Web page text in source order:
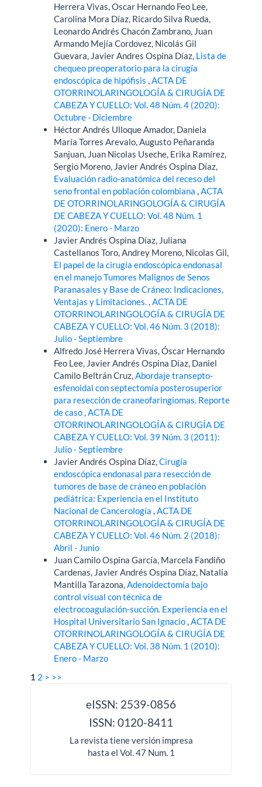
Herrera Vivas, Oscar Hernando Feo Lee,
Carolina Mora Díaz, Ricardo Silva Rueda,
Leonardo Andrés Chacón Zambrano, Juan
Armando Mejía Cordovez, Nicolás Gil
Guevara, Javier Andres Ospina Díaz, Lista de
chequeo preoperatorio para la cirugía
endoscópica de hipófisis,ACTA DE
OTORRINOLARINGOLOGÍA & CIRUGÍA DE
CABEZA Y CUELLO: Vol. 48 Núm. 4 (2020):
Octubre - Diciembre
Héctor Andrés Ulloque Amador, Daniela
María Torres Arevalo, Augusto Peñaranda
Sanjuan, Juan Nicolas Useche, Erika Ramírez,
Sergio Moreno, Javier Andrés Ospina Díaz,
Evaluación radio-anatómica del receso del
seno frontal en población colombiana,ACTA
DE OTORRINOLARINGOLOGÍA & CIRUGÍA
DE CABEZA Y CUELLO: Vol. 48 Núm. 1
(2020): Enero - Marzo
Javier Andrés Ospina Díaz, Juliana
Castellanos Toro, Andrey Moreno, Nicolas Gil,
El papel de la cirugía endoscópica endonasal
en el manejo Tumores Malignos de Senos
Paranasales y Base de Cráneo: Indicaciones,
Ventajas y Limitaciones.,ACTA DE
OTORRINOLARINGOLOGÍA & CIRUGÍA DE
CABEZA Y CUELLO: Vol. 46 Núm. 3 (2018):
Julio - Septiembre
Alfredo José Herrera Vivas, Óscar Hernando
Feo Lee, Javier Andrés Ospina Díaz, Daniel
Camilo Beltrán Cruz,Abordaje transepto-
esfenoidal con septectomía posterosuperior
para resección de craneofaringiomas. Reporte
de caso,ACTA DE
OTORRINOLARINGOLOGÍA & CIRUGÍA DE
CABEZA Y CUELLO: Vol. 39 Núm. 3 (2011):
Julio - Septiembre
Javier Andrés Ospina Díaz,Cirugía
endoscópica endonasal para resección de
tumores de base de cráneo en población
pediátrica: Experiencia en el Instituto
Nacional de Cancerología,ACTA DE
OTORRINOLARINGOLOGÍA & CIRUGÍA DE
CABEZA Y CUELLO: Vol. 46 Núm. 2 (2018):
Abril - Junio
Juan Camilo Ospina García, Marcela Fandiño
Cardenas, Javier Andrés Ospina Díaz, Natalia
Mantilla Tarazona,Adenoidectomía bajo
control visual con técnica de
electrocoagulación-succión. Experiencia en el
Hospital Universitario San Ignacio,ACTA DE
OTORRINOLARINGOLOGÍA & CIRUGÍA DE
CABEZA Y CUELLO: Vol. 38 Núm. 1 (2010):
Enero - Marzo
1 2 > >>
eISSN: 2539-0856
ISSN: 0120-8411
La revista tiene versión impresa
hasta el Vol. 47 Num. 1